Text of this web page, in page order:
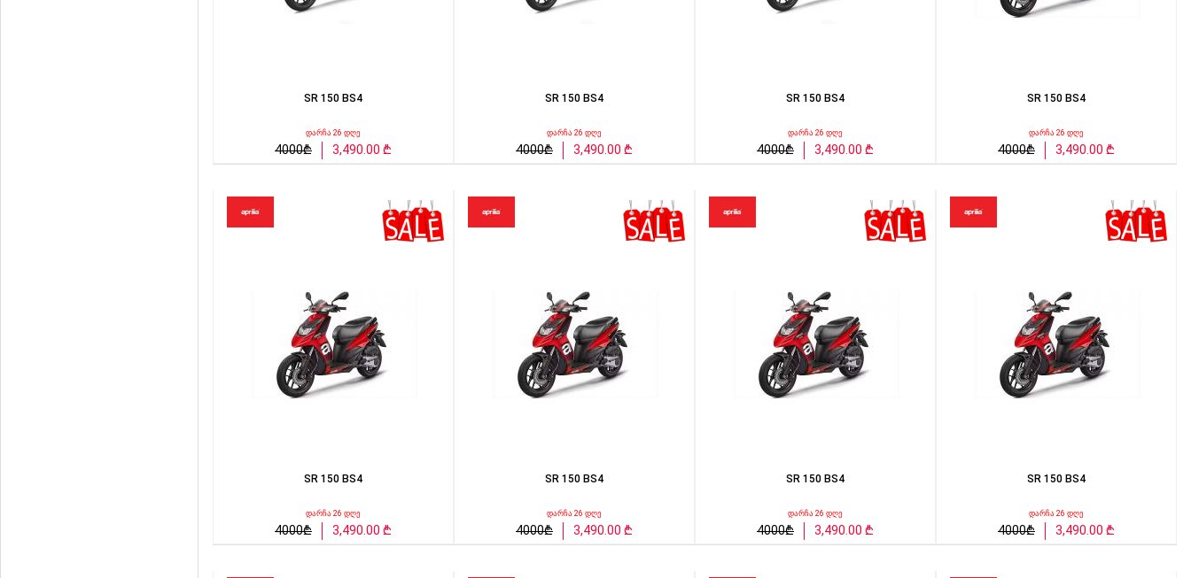
SR 150 BS4
დარჩა 26 დღე
4000₾ 3,490.00 ₾
SR 150 BS4
დარჩა 26 დღე
4000₾ 3,490.00 ₾
SR 150 BS4
დარჩა 26 დღე
4000₾ 3,490.00 ₾
SR 150 BS4
დარჩა 26 დღე
4000₾ 3,490.00 ₾
SR 150 BS4
დარჩა 26 დღე
4000₾ 3,490.00 ₾
SR 150 BS4
დარჩა 26 დღე
4000₾ 3,490.00 ₾
SR 150 BS4
დარჩა 26 დღე
4000₾ 3,490.00 ₾
SR 150 BS4
დარჩა 26 დღე
4000₾ 3,490.00 ₾